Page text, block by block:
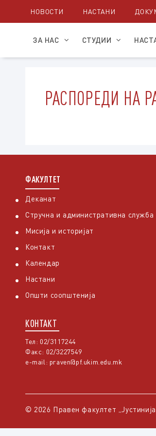
НОВОСТИ НАСТАНИ
ЗА НАС СТУДИИ
РАСПОРЕДИ НА
ФАКУЛТЕТ
Деканат
Стручна и административна служба
Мисија и историјат
Контакт
Календар
Настани
Општи соопштенија
КОНТАКТ
Тел: 02/3117244
Факс: 02/3227549
e-mail: praven@pf.ukim.edu.mk
© 2026 Правен факултет